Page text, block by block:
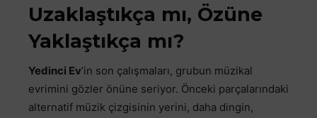
Uzaklaştıkça mı, Özüne
Yaklaştıkça mı?
Yedinci Ev’in son çalışmaları, grubun müzikal
evrimini gözler önüne seriyor. Önceki parçalarındaki
alternatif müzik çizgisinin yerini, daha dingin,